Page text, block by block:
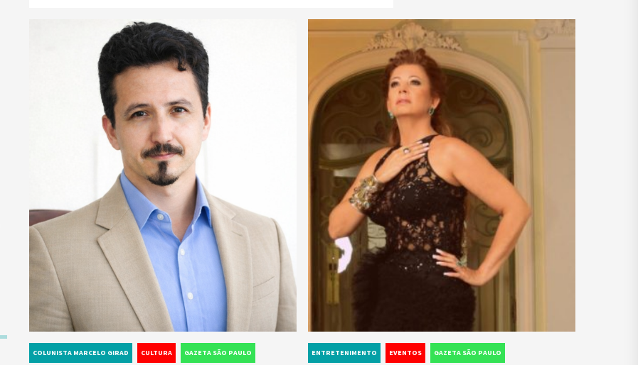
COLUNISTA MARCELO GIRAD CULTURA GAZETA SÃO PAULO ENTRETENIMENTO EVENTOS GAZETA SÃO PAULO